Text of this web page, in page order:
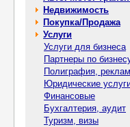
Недвижимость
Покупка/Продажа
Услуги
Услуги для бизнеса
Партнеры по
Полиграфия,
Юридические
Финансовые
Бухгалтерия, аудит
Туризм, визы